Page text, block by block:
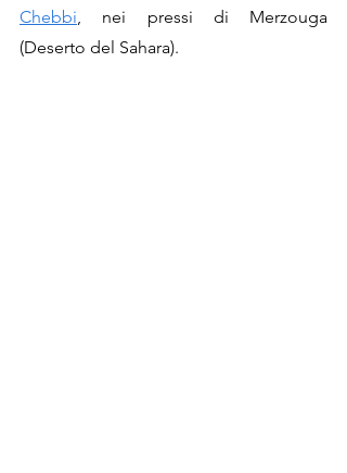
Chebbi, nei pressi di Merzouga
(Deserto del Sahara).